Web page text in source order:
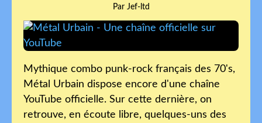
Par Jef-ltd
Mythique combo punk-rock français des 70's,
Métal Urbain dispose encore d'une chaîne
YouTube officielle. Sur cette dernière, on
retrouve, en écoute libre, quelques-uns des